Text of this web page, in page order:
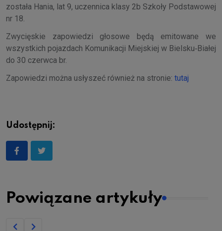
została Hania, lat 9, uczennica klasy 2b Szkoły Podstawowej
nr 18.
Zwycięskie zapowiedzi głosowe będą emitowane we
wszystkich pojazdach Komunikacji Miejskiej w Bielsku‑Białej
do 30 czerwca br.
Zapowiedzi można usłyszeć również na stronie: tutaj
Udostępnij:
Powiązane artykuły